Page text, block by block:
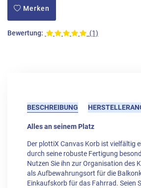
Merken
Bewertung: (1)
BESCHREIBUNG
Alles an seinem Platz
Der plottiX Canvas Korb ist vielfältig
durch seine robuste Fertigung
Nutzen Sie ihn zur Organisation des
als Aufbewahrungsort für die
Einkaufskorb für das Fahrrad. Seien